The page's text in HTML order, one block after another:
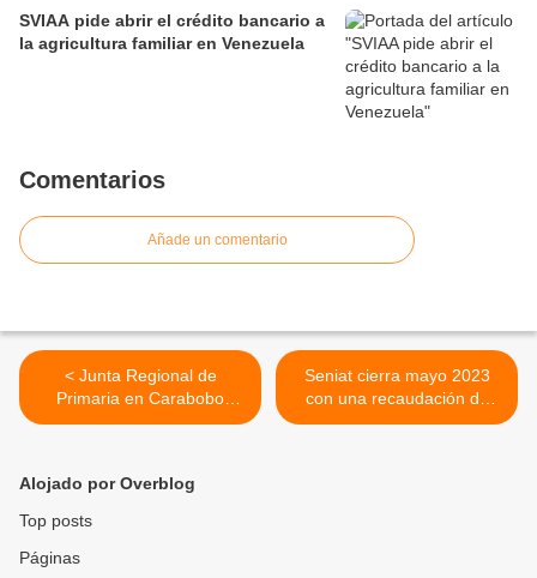
SVIAA pide abrir el crédito bancario a
la agricultura familiar en Venezuela
Comentarios
Añade un comentario
< Junta Regional de
Primaria en Carabobo
realizó encuentro con
Seniat cierra mayo 2023
con una recaudación de
más de 11 millardos de
Alojado por Overblog
Top posts
Páginas